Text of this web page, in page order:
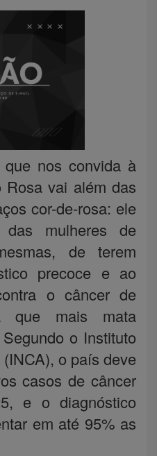
nos convida à
Rosa vai além das
cor-de-rosa: ele
mulheres de
de terem
precoce e ao
o câncer de
que mais mata
o Instituto
o país deve
casos de câncer
e o diagnóstico
em até 95% as